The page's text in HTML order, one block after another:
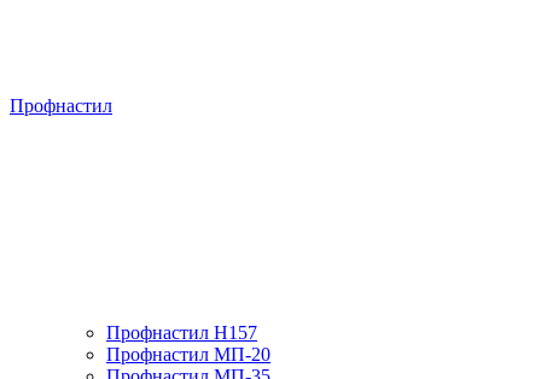
Профнастил
Профнастил H157
Профнастил МП-20